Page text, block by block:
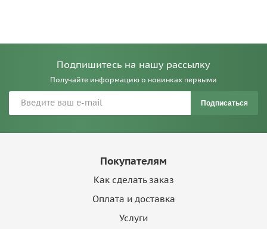
Подпишитесь на нашу рассылку
Получайте информацию о новинках первыми
Подписаться
Покупателям
Как сделать заказ
Оплата и доставка
Услуги